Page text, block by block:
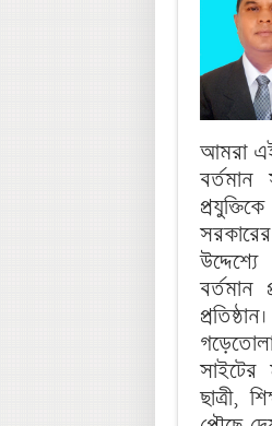
আমরা এই
বর্তমান
ছাত্রী,